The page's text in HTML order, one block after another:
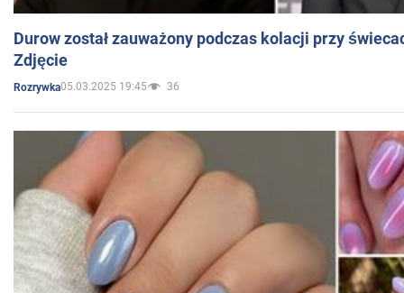
Durow został zauważony podczas kolacji przy
Zdjęcie
Rozrywka05.03.2025 19:45 36